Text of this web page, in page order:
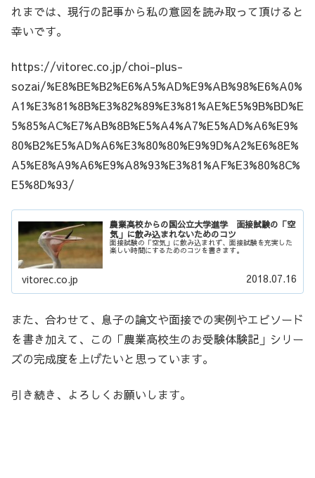
れまでは、現行の記事から私の意図を読み取って頂けると
幸いです。
https://vitorec.co.jp/choi-plus-
sozai/%E8%BE%B2%E6%A5%AD%E9%AB%98%E6%A0%
A1%E3%81%8B%E3%82%89%E3%81%AE%E5%9B%BD%E
5%85%AC%E7%AB%8B%E5%A4%A7%E5%AD%A6%E9%
80%B2%E5%AD%A6%E3%80%80%E9%9D%A2%E6%8E%
A5%E8%A9%A6%E9%A8%93%E3%81%AF%E3%80%8C%
E5%8D%93/
農業高校からの国公立大学進学 面接試験の「空
気」に飲み込まれないためのコツ
面接試験の「空気」に飲み込まれず、面接試験を充実した
楽しい時間にするためのコツを書きます。
vitorec.co.jp 2018.07.16
また、合わせて、息子の論文や面接での実例やエピソード
を書き加えて、この「農業高校生のお受験体験記」シリー
ズの完成度を上げたいと思っています。
引き続き、よろしくお願いします。